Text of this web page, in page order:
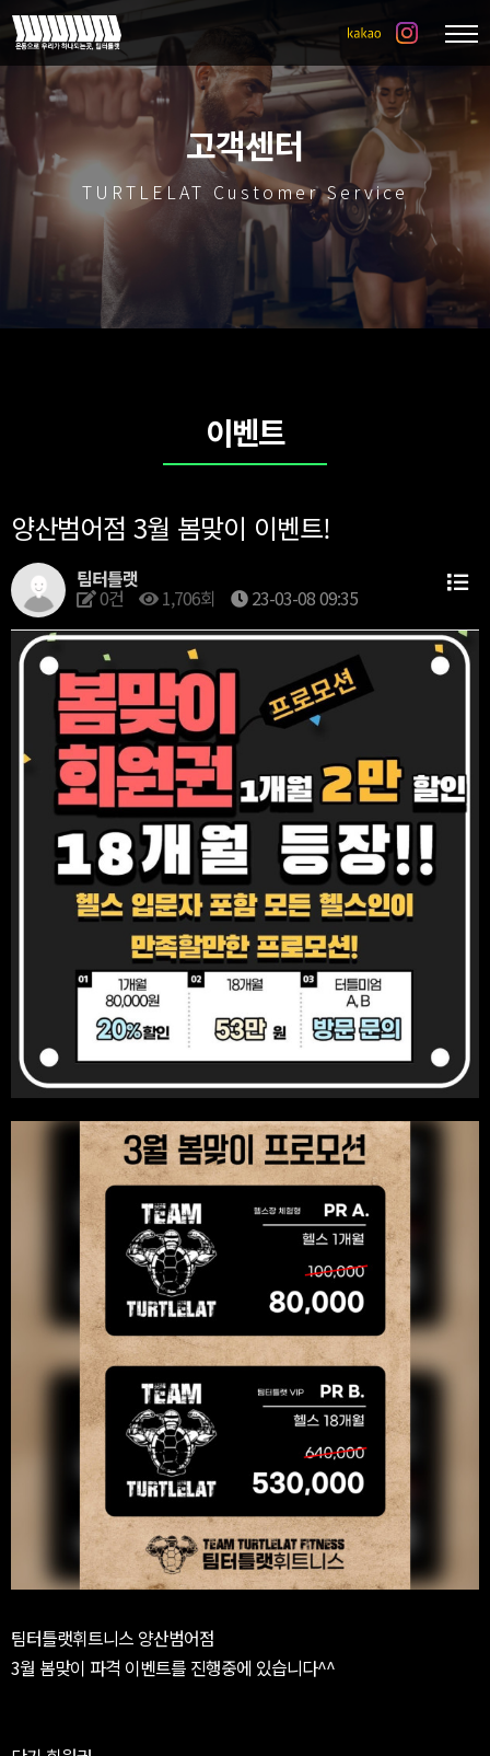
고객센터
TURTLELAT Customer Service
이벤트
양산범어점 3월 봄맞이 이벤트!
팀터틀랫
0건 1,706회 23-03-08 09:35
팀터틀랫휘트니스 양산범어점
3월 봄맞이 파격 이벤트를 진행중에 있습니다^^